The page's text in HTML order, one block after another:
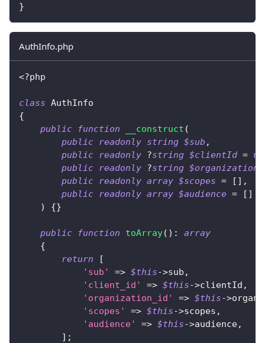
}
AuthInfo.php
<?php
class AuthInfo
{
public
function __construct (
public
readonly string $sub ,
public
readonly ?string $clientId =
public
readonly ?string
public
readonly array $scopes = [ ] ,
public
readonly array $audience = [ ]
)
{}
public function toArray( ) :
array
{
return
[
'sub'
=> $this->sub ,
'client_id'
=> $this->clientId ,
'organization_id'
=> $this->
'scopes'
=> $this->scopes ,
'audience'
=> $this->audience,
] ;